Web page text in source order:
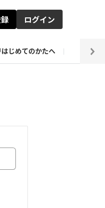
ログイン
はじめてのかたへ 編集